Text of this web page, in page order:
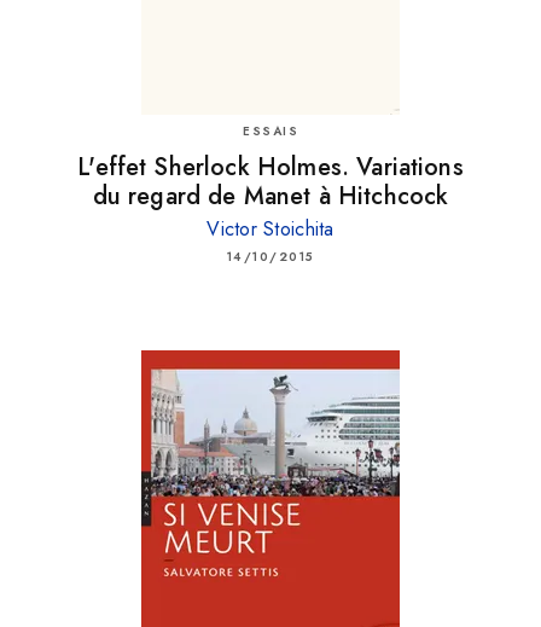
ESSAIS
L'effet Sherlock Holmes. Variations
du regard de Manet à Hitchcock
Victor Stoichita
14/10/2015